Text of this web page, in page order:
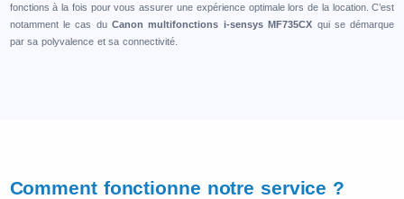
fonctions à la fois pour vous assurer une expérience optimale lors de la location. C’est
notamment le cas duCanon multifonctions i-sensys MF735CX qui se démarque
par sa polyvalence et sa connectivité.
Comment fonctionne notre service ?